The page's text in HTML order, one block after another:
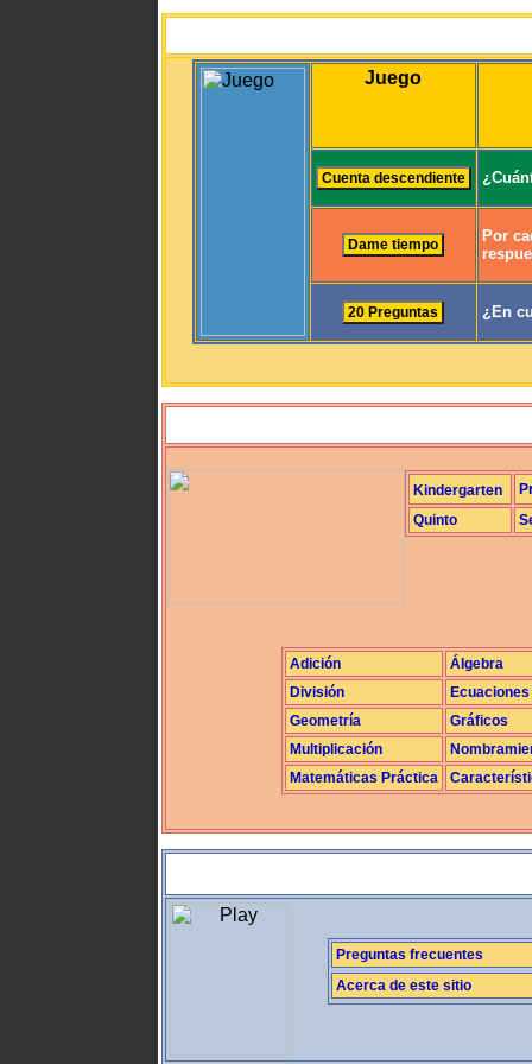
Juego
Por
¿En
Kindergarten
Quinto
Adición
Álgebra
División
Ecuaciones
Geometría
Gráficos
Multiplicación
Matemáticas Práctica
Preguntas frecuentes
Acerca de este sitio